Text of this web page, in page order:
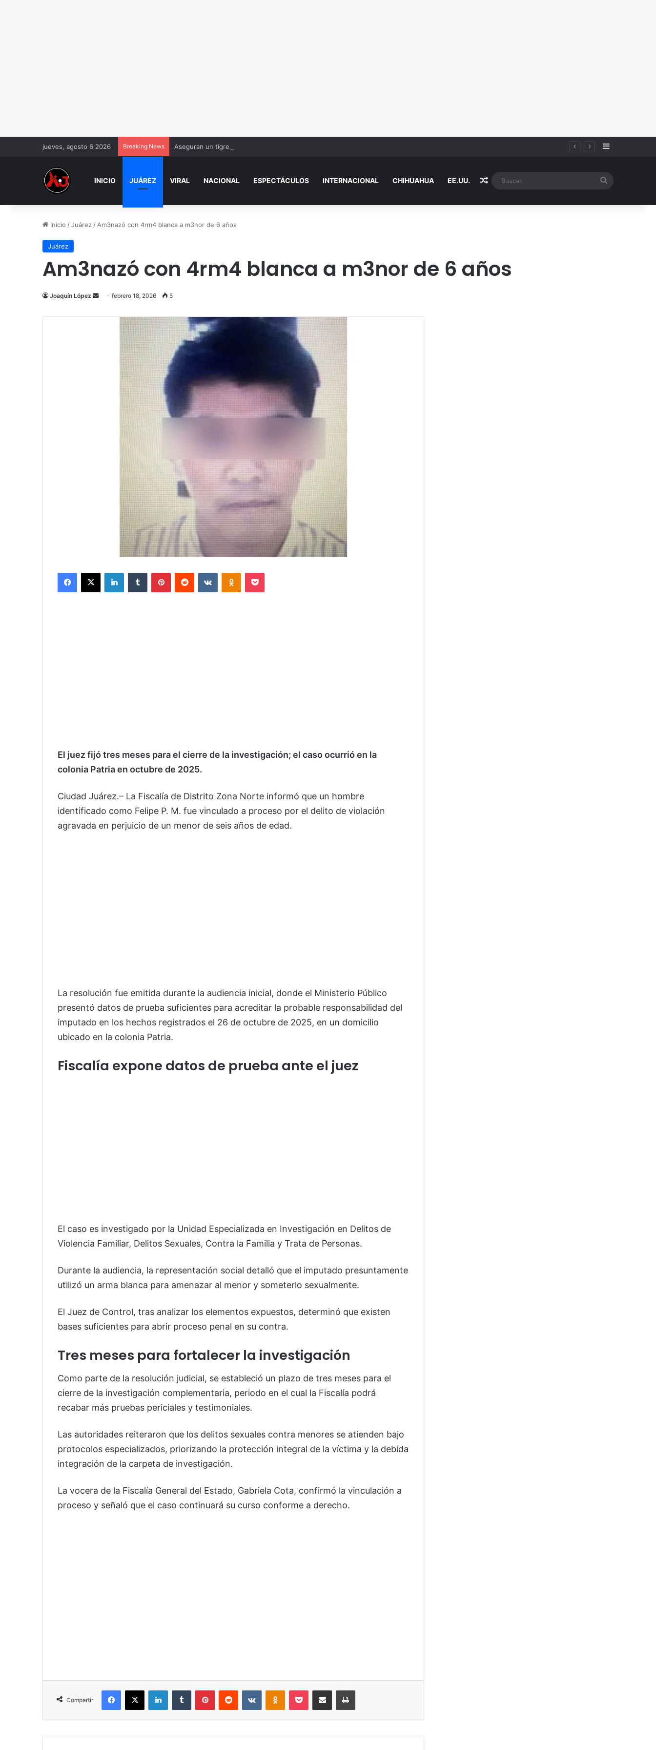
jueves, agosto 6 2026 Breaking News Aseguran un tigre, un lagarto y una Hummer en autolavado de la Fronteriza Sidebar
INICIO JUÁREZ VIRAL NACIONAL ESPECTÁCULOS INTERNACIONAL CHIHUAHUA EE.UU. Random Article
Inicio /Juárez / Am3nazó con 4rm4 blanca a m3nor de 6 años
Juárez
Am3nazó con 4rm4 blanca a m3nor de 6 años
Joaquín López
Send
email
febrero 18, 2026 5
Facebook
X LinkedInTumblr PinterestReddit VKontakteOdnoklassniki
Pocket
El juez fijó tres meses para el cierre de la investigación; el caso ocurrió en la
colonia Patria en octubre de 2025.
Ciudad Juárez.– La Fiscalía de Distrito Zona Norte informó que un hombre
identificado como Felipe P. M. fue vinculado a proceso por el delito de violación
agravada en perjuicio de un menor de seis años de edad.
La resolución fue emitida durante la audiencia inicial, donde el Ministerio Público
presentó datos de prueba suficientes para acreditar la probable responsabilidad del
imputado en los hechos registrados el 26 de octubre de 2025, en un domicilio
ubicado en la colonia Patria.
Fiscalía expone datos de prueba ante el juez
El caso es investigado por la Unidad Especializada en Investigación en Delitos de
Violencia Familiar, Delitos Sexuales, Contra la Familia y Trata de Personas.
Durante la audiencia, la representación social detalló que el imputado presuntamente
utilizó un arma blanca para amenazar al menor y someterlo sexualmente.
El Juez de Control, tras analizar los elementos expuestos, determinó que existen
bases suficientes para abrir proceso penal en su contra.
Tres meses para fortalecer la investigación
Como parte de la resolución judicial, se estableció un plazo de tres meses para el
cierre de la investigación complementaria, periodo en el cual la Fiscalía podrá
recabar más pruebas periciales y testimoniales.
Las autoridades reiteraron que los delitos sexuales contra menores se atienden bajo
protocolos especializados, priorizando la protección integral de la víctima y la debida
integración de la carpeta de investigación.
La vocera de la Fiscalía General del Estado, Gabriela Cota, confirmó la vinculación a
proceso y señaló que el caso continuará su curso conforme a derecho.
Compartir
Facebook
X LinkedInTumblr PinterestReddit VKontakteOdnoklassniki
Pocket Share via Email Print